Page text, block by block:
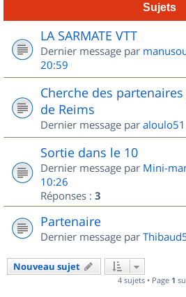
Sujets
LA SARMATE VTT
Dernier message par
20:59
Cherche des
de Reims
Dernier message par aloulo51
Sortie dans le 10
Dernier message par Mini-
10:26
Réponses : 3
Partenaire
Dernier message par
Nouveau sujet
4 sujets • Page 1